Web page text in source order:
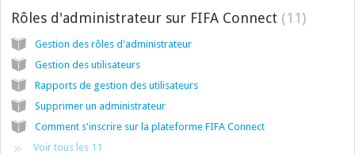
Rôles d'administrateur sur FIFA Connect 11
Gestion des rôles d'administrateur
Gestion des utilisateurs
Rapports de gestion des utilisateurs
Supprimer un administrateur
Comment s'inscrire sur la plateforme FIFA Connect
Voir tous les 11